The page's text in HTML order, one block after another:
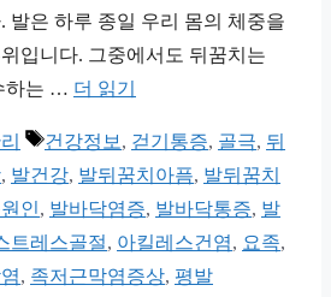
발은 하루 종일 우리 몸의 체중을
입니다. 그중에서도 뒤꿈치는
하는 … 더 읽기
태
그
건강정보 , 걷기통증, 골극, 뒤
, 발건강, 발뒤꿈치아픔, 발뒤꿈치
인, 발바닥염증, 발바닥통증, 발
트레스골절, 아킬레스건염, 요족,
, 족저근막염증상, 평발